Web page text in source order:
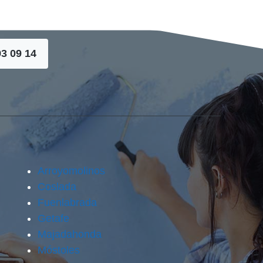
09 14
Arroyomolinos
Coslada
Fuenlabrada
Getafe
Majadahonda
Móstoles